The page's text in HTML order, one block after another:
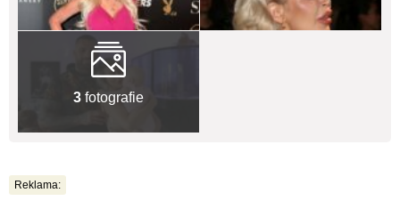
3 fotografie
Reklama: